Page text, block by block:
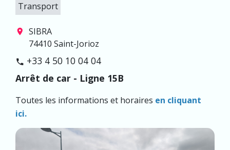
Transport
location_on
SIBRA
74410 Saint-Jorioz
phone +33 4 50 10 04 04
Arrêt de car - Ligne 15B
Toutes les informations et horaires en cliquant
ici.